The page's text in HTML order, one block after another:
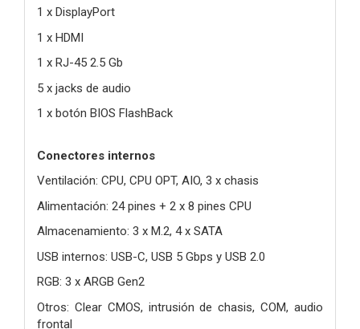
1 x DisplayPort
1 x HDMI
1 x RJ-45 2.5 Gb
5 x jacks de audio
1 x botón BIOS FlashBack
Conectores internos
Ventilación: CPU, CPU OPT, AIO, 3 x chasis
Alimentación: 24 pines + 2 x 8 pines CPU
Almacenamiento: 3 x M.2, 4 x SATA
USB internos: USB-C, USB 5 Gbps y USB 2.0
RGB: 3 x ARGB Gen2
Otros: Clear CMOS, intrusión de chasis, COM, audio
frontal